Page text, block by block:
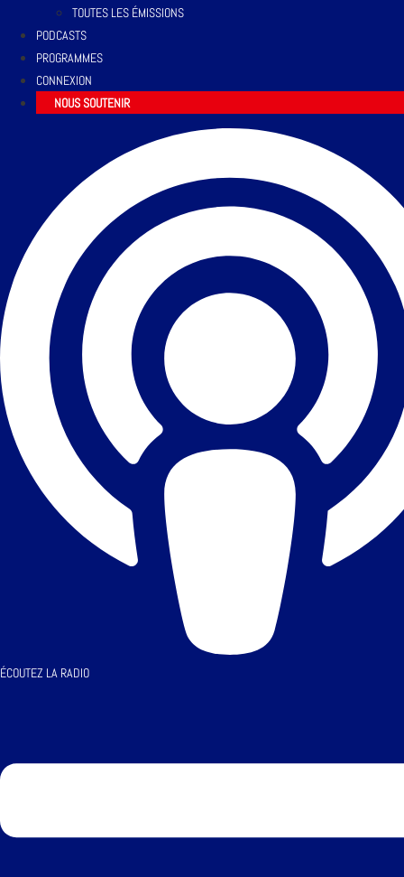
TOUTES LES ÉMISSIONS
PODCASTS
PROGRAMMES
CONNEXION
NOUS SOUTENIR
ÉCOUTEZ LA RADIO